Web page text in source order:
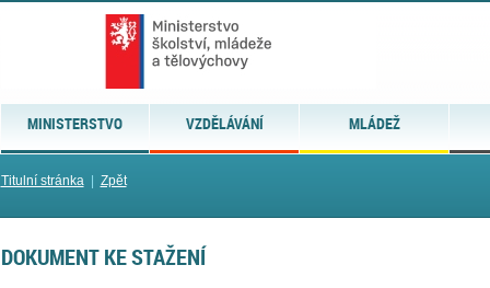
MINISTERSTVO VZDĚLÁVÁNÍ MLÁDEŽ
Titulní stránka| Zpět
DOKUMENT KE STAŽENÍ